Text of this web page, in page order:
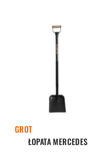
GROT
ŁOPATA MERCEDES